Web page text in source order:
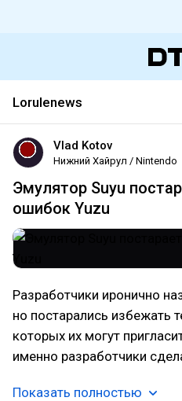
Lorulenews
Vlad Kotov
Нижний Хайрул / Nintendo
Эмулятор Suyu
ошибок Yuzu
Разработчики иронично
но постарались избежать
которых их могут
именно разработчики
Показать полностью